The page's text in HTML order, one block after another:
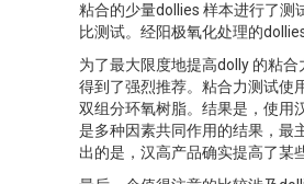
粘合的少量dollies 样本进行了测
比测试。经阳极氧化处理的
为了最大限度地提高dolly 的粘
得到了强烈推荐。粘合力测试使
双组分环氧树脂。结果是，使用
是多种因素共同作用的结果，最
出的是，汉高产品确实提高了某